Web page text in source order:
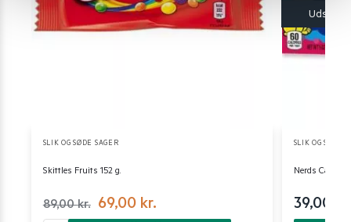
SLIK OG SØDE SAGER
Skittles Fruits 152 g.
89,00kr. 69,00 kr.
SLIK OG SØDE
Nerds Candy
39,00